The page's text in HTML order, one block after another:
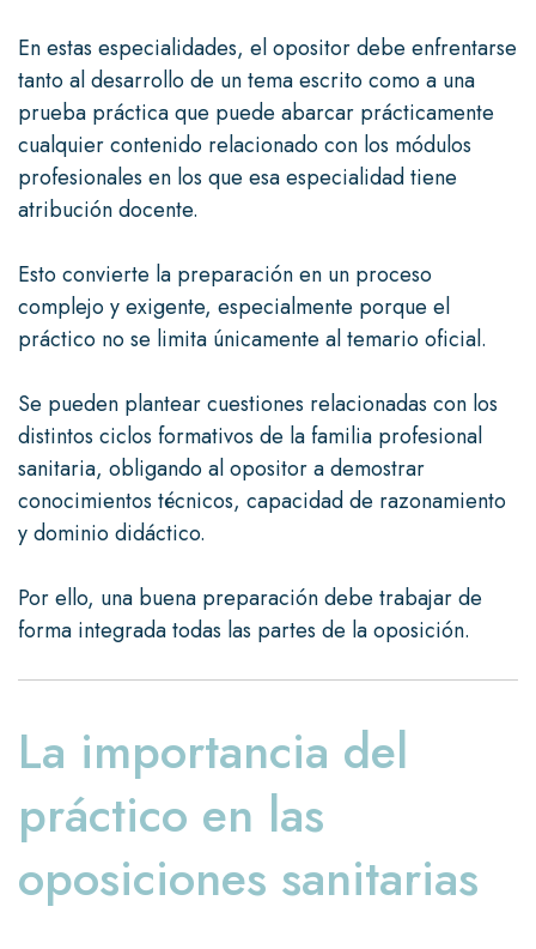
En estas especialidades, el opositor debe enfrentarse
tanto al desarrollo de un tema escrito como a una
prueba práctica que puede abarcar prácticamente
cualquier contenido relacionado con los módulos
profesionales en los que esa especialidad tiene
atribución docente.
Esto convierte la preparación en un proceso
complejo y exigente, especialmente porque el
práctico no se limita únicamente al temario oficial.
Se pueden plantear cuestiones relacionadas con los
distintos ciclos formativos de la familia profesional
sanitaria, obligando al opositor a demostrar
conocimientos técnicos, capacidad de razonamiento
y dominio didáctico.
Por ello, una buena preparación debe trabajar de
forma integrada todas las partes de la oposición.
La importancia del
práctico en las
oposiciones sanitarias